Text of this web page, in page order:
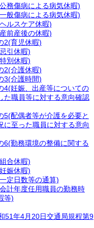
務傷病による病気休暇)
般傷病による病気休暇)
ルスケア休暇)
前産後の休暇)
2(育児休暇)
引休暇)
別休暇)
2(介護休暇)
3(介護時間)
4(妊娠、出産等についての
た職員等に対する意向確認
5(配偶者等が介護を必要と
に至った職員に対する意向
6(勤務環境の整備に関する
合休暇)
娠休暇)
定日数等の通算)
計年度任用職員の勤務時
等)
51年4月20日交通局規程第9